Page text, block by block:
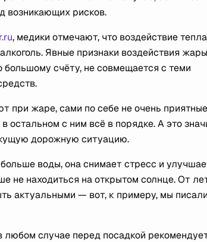
возникающих рисков.
, медики отмечают, что воздействие тепла
Явные признаки воздействия
большому счёту, не совмещается с теми
при жаре, сами по себе не очень приятные
остальном с ним всё в порядке. А это
дорожную ситуацию.
воды, она снимает стресс и
не находиться на открытом солнце. От
актуальными — вот, к примеру, мы писали
любом случае перед посадкой